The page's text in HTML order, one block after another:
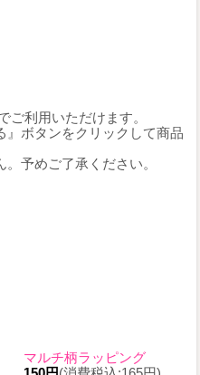
ご利用いただけます。
』ボタンをクリックして商品
予めご了承ください。
マルチ柄ラッピング